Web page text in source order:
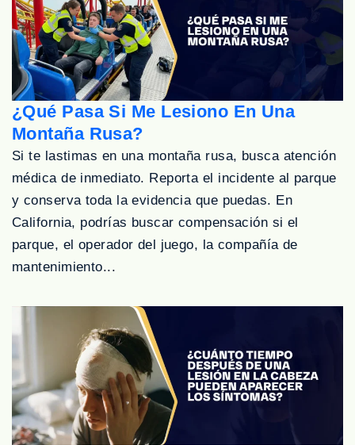
¿Qué Pasa Si Me Lesiono En Una
Montaña Rusa?
Si te lastimas en una montaña rusa, busca atención
médica de inmediato. Reporta el incidente al parque
y conserva toda la evidencia que puedas. En
California, podrías buscar compensación si el
parque, el operador del juego, la compañía de
mantenimiento...